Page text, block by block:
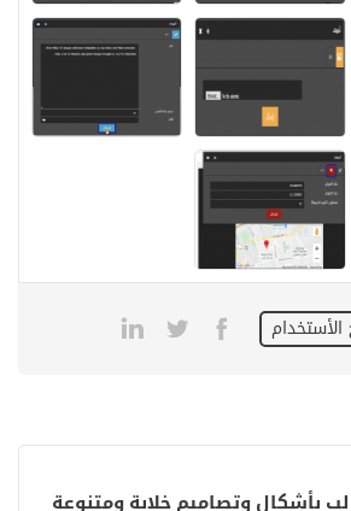
بأشكال وتصاميم خلابة ومتنوعة